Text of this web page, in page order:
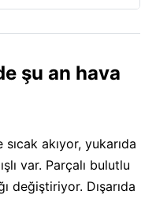
şu an hava
akıyor, yukarıda
var. Parçalı bulutlu
değiştiriyor. Dışarıda